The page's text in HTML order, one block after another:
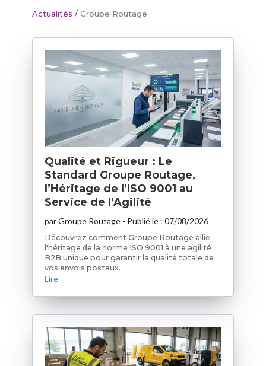
Actualités /Groupe Routage
Qualité et Rigueur : Le
Standard Groupe Routage,
l’Héritage de l’ISO 9001 au
Service de l’Agilité
parGroupe Routage - Publié le : 07/08/2026
Découvrez comment Groupe Routage allie
l'héritage de la norme ISO 9001 à une agilité
B2B unique pour garantir la qualité totale de
vos envois postaux.
Lire